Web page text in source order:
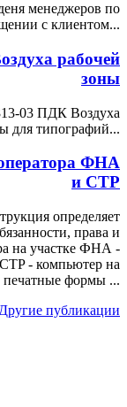
менеджеров по
с клиентом...
рабочей
зоны
03 ПДК Воздуха
для типографий...
ФНА
и CTP
определяет
права и
на участке ФНА -
- компьютер на
печатные формы ...
Другие публикации